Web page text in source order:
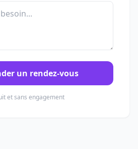
un rendez-vous
et sans engagement